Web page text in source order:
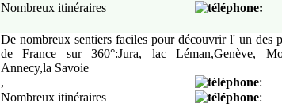
Nombreux itinéraires :
De nombreux sentiers faciles pour découvrir l' un des
de France sur 360°:Jura, lac Léman,Genève,
Annecy,la Savoie
,
:
Nombreux itinéraires :